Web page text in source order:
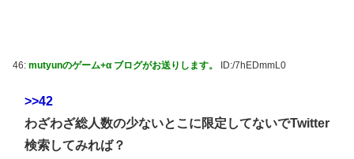
46: mutyunのゲーム+α ブログがお送りします。 ID:/7hEDmmL0
>>42
わざわざ総人数の少ないとこに限定してないでTwitter
検索してみれば？